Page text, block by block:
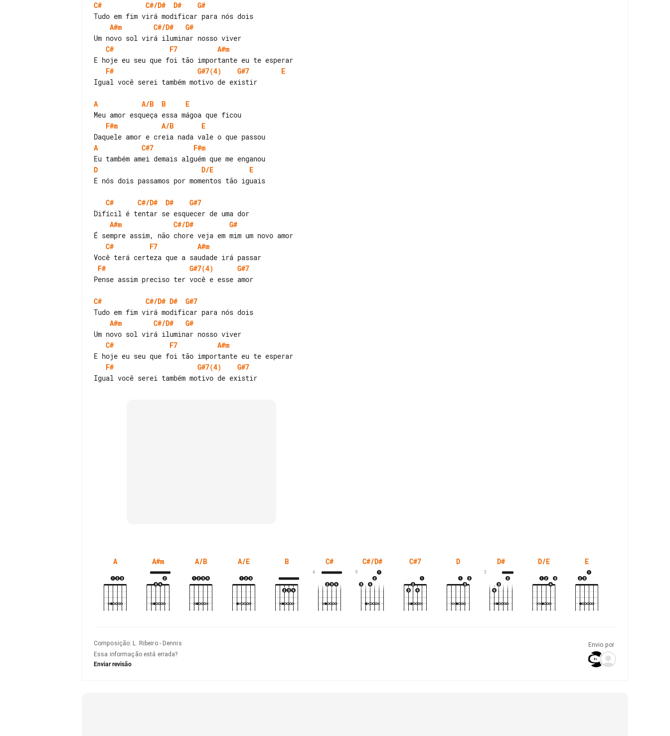
C# C#/D# D#
G#
A#m
C#/D#
G#
C#
F7
A#m
F#
G#7(4) G#7
E
Igual você serei também motivo de existir
A A/B B
E
F#m
A/B
E
A
C#7
F#m
D
D/E
E
E nós dois passamos por momentos tão iguais
C# C#/D# D#
G#7
A#m
C#/D#
G#
C#
F7
A#m
F#
G#7(4)
G#7
Pense assim preciso ter você e esse amor
C# C#/D# D#
G#7
A#m
C#/D#
G#
C#
F7
A#m
F#
G#7(4)
G#7
A A#m A/B A/E B C#
4
C#/D#
9
C#7 D D#
3
D/E E
Composição: L. Ribeiro - Dennis
Essa informação está errada?
Enviar revisão
Envio por